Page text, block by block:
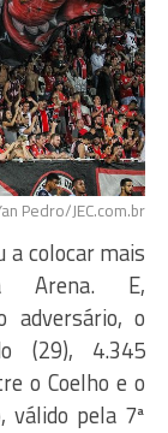
Pedro/JEC.com.br
a colocar mais
Arena. E,
adversário, o
(29), 4.345
o Coelho e o
válido pela 7ª